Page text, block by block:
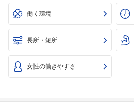
働く環境
長所・短所
女性の働きやすさ